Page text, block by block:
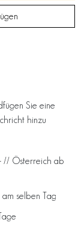
Sie eine
hinzu
// Österreich ab
selben Tag